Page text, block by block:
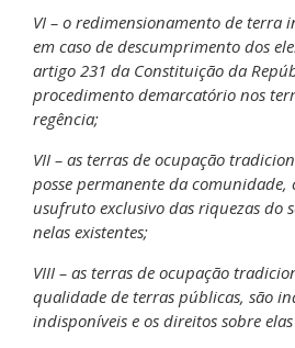
VI – o redimensionamento de terra
em caso de descumprimento dos
artigo 231 da Constituição da
procedimento demarcatório nos
regência;
VII – as terras de ocupação
posse permanente da comunidade,
usufruto exclusivo das riquezas do
nelas existentes;
VIII – as terras de ocupação
qualidade de terras públicas, são
indisponíveis e os direitos sobre